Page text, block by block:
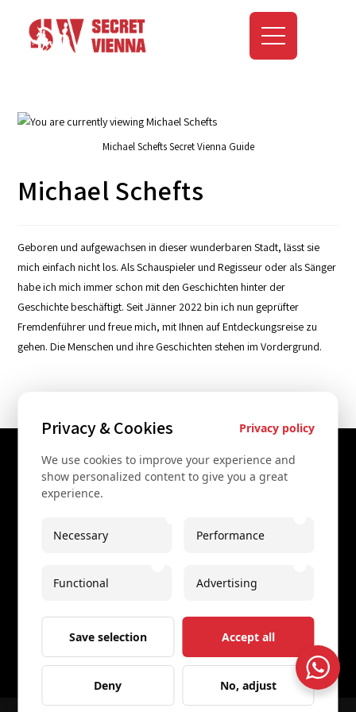
Michael Schefts Secret Vienna Guide
Michael Schefts
Geboren und aufgewachsen in dieser wunderbaren Stadt, lässt sie
mich einfach nicht los. Als Schauspieler und Regisseur oder als Sänger
habe ich mich immer schon mit den Geschichten hinter der
Geschichte beschäftigt. Seit Jänner 2022 bin ich nun geprüfter
Fremdenführer und freue mich, mit Ihnen auf Entdeckungsreise zu
gehen. Die Menschen und ihre Geschichten stehen im Vordergrund.
Contact Us
+43 67761612322
Spaces Icon Tower at Hauptbahnhof
Imprint
Privacy & Cookies Privacy policy
We use cookies to improve your experience and
show personalized content to give you a great
experience.
Necessary Performance
Functional Advertising
Save selection Accept all
Deny No, adjust